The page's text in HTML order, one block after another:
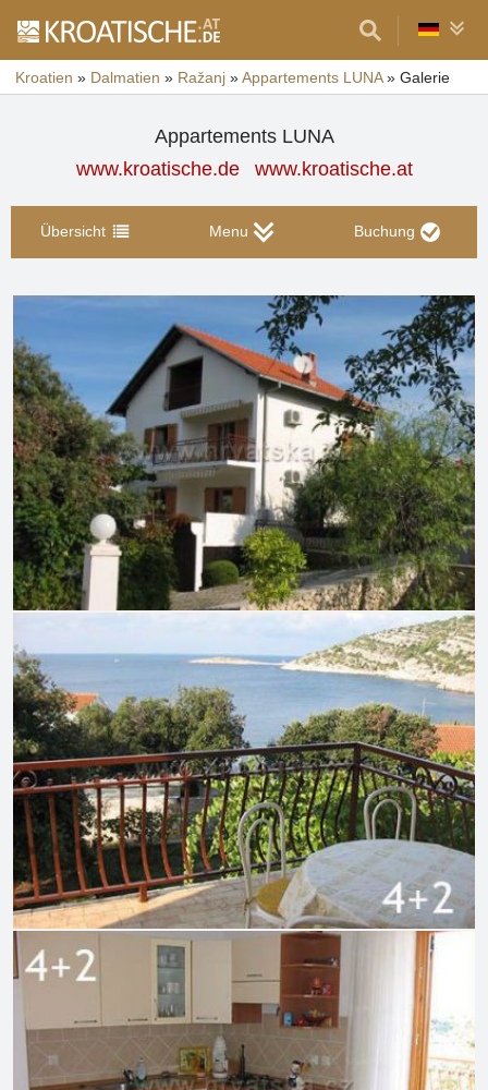
Kroatien » Dalmatien » Ražanj »Appartements LUNA » Galerie
Appartements LUNA
www.kroatische.de
www.kroatische.at
Übersicht Menu Buchung